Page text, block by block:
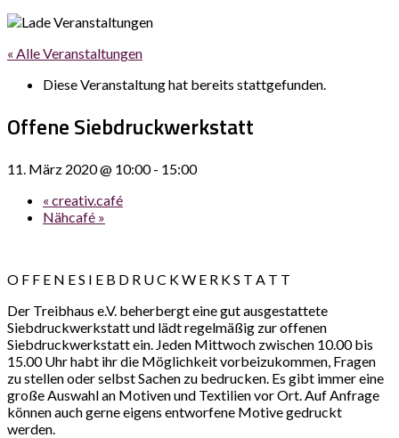
« Alle Veranstaltungen
Diese Veranstaltung hat bereits stattgefunden.
Offene Siebdruckwerkstatt
11. März 2020 @ 10:00- 15:00
« creativ.café
Nähcafé »
O F F E N E S I E B D R U C K W E R K S T A T T
Der Treibhaus e.V. beherbergt eine gut ausgestattete
Siebdruckwerkstatt und lädt regelmäßig zur offenen
Siebdruckwerkstatt ein. Jeden Mittwoch zwischen 10.00 bis
15.00 Uhr habt ihr die Möglichkeit vorbeizukommen, Fragen
zu stellen oder selbst Sachen zu bedrucken. Es gibt immer eine
große Auswahl an Motiven und Textilien vor Ort. Auf Anfrage
können auch gerne eigens entworfene Motive gedruckt
werden.